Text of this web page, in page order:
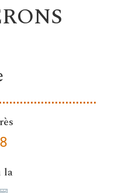
la